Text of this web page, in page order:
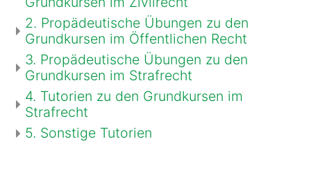
2. Propädeutische Übungen zu den
Grundkursen im Öffentlichen Recht
3. Propädeutische Übungen zu den
Grundkursen im Strafrecht
4. Tutorien zu den Grundkursen im
Strafrecht
5. Sonstige Tutorien